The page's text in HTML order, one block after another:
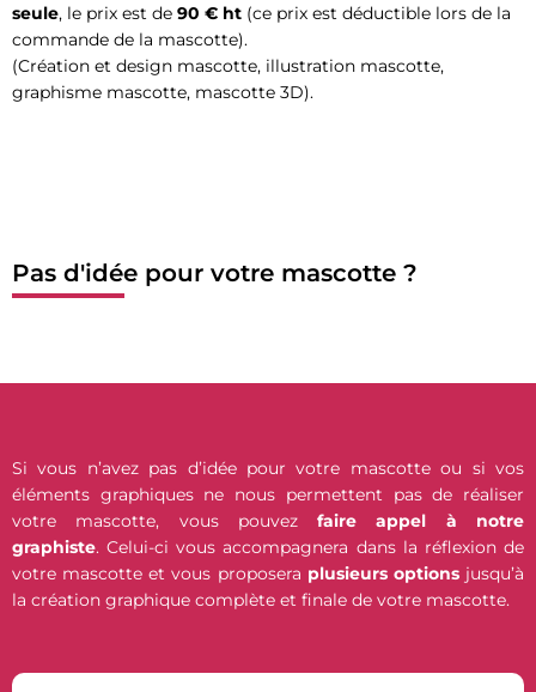
seule, le prix est de 90 € ht (ce prix est déductible lors de la
commande de la mascotte).
(Création et design mascotte, illustration mascotte,
graphisme mascotte, mascotte 3D).
Pas d'idée pour votre mascotte ?
Si vous n’avez pas d’idée pour votre mascotte ou si vos
éléments graphiques ne nous permettent pas de réaliser
votre mascotte, vous pouvezfaire appel à notre
graphiste. Celui-ci vous accompagnera dans la réflexion de
votre mascotte et vous proposera plusieurs optionsjusqu’à
la création graphique complète et finale de votre mascotte.